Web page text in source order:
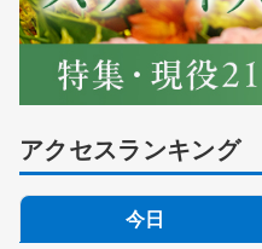
アクセスランキング
今日